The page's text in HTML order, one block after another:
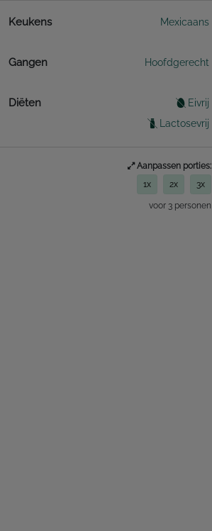
Keukens Mexicaans
Gangen Hoofdgerecht
Diëten
Eivrij
Lactosevrij
Aanpassen porties:
1x 2x 3x
voor 3 personen